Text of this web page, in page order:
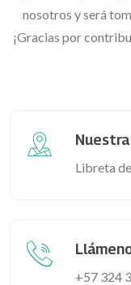
nosotros y será
¡Gracias por
Libreta
+57 324